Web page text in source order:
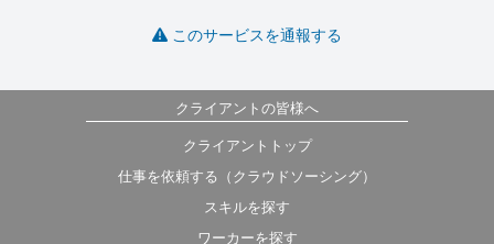
このサービスを通報する
クライアントの皆様へ
クライアントトップ
仕事を依頼する（クラウドソーシング）
スキルを探す
ワーカーを探す